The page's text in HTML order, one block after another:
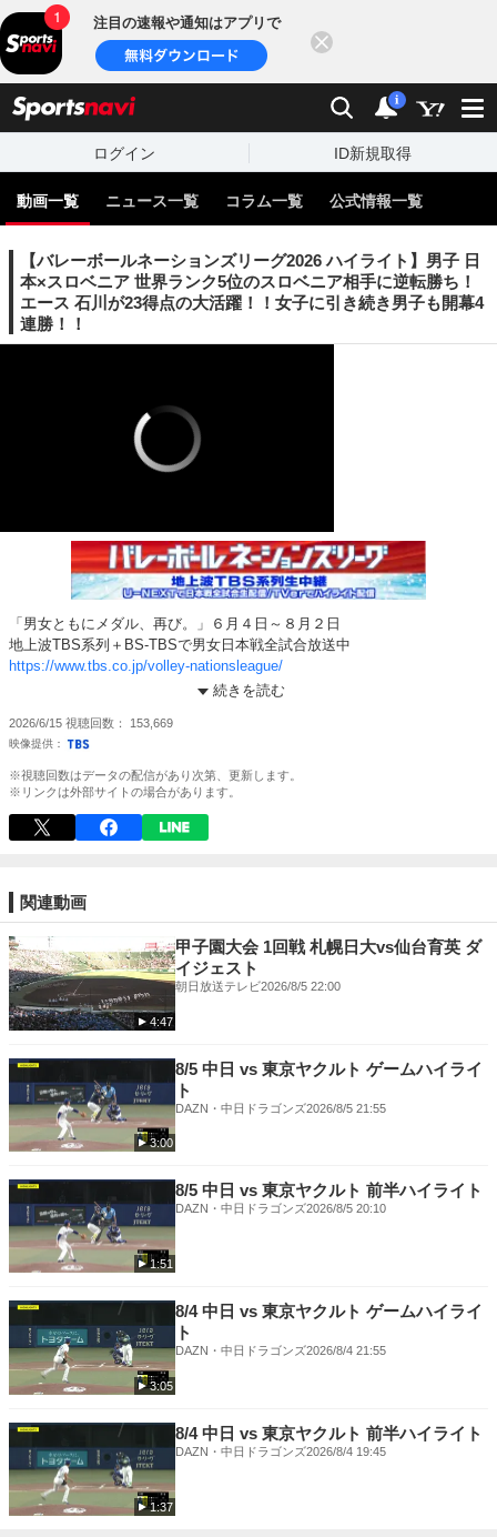
注目の速報や通知はアプリで
検索 通知
i
ログイン ID新規取得
動画一覧 ニュース一覧 コラム一覧 公式情報一覧
【バレーボールネーションズリーグ2026 ハイライト】男子 日
本×スロベニア 世界ランク5位のスロベニア相手に逆転勝ち！
エース 石川が23得点の大活躍！！女子に引き続き男子も開幕4
連勝！！
「男女ともにメダル、再び。」６月４日～８月２日
地上波TBS系列＋BS-TBSで男女日本戦全試合放送中
https://www.tbs.co.jp/volley-nationsleague/
U-NEXTで日本戦全試合生配信
TVerでもハイライト配信
https://tver.jp/series/srk3uwg5mi
続きを読む
2026/6/15 視聴回数 153,669
※視聴回数はデータの配信があり次第、更新します。
※リンクは外部サイトの場合があります。
関連動画
4:47
甲子園大会 1回戦 札幌日大vs仙台育英 ダ
イジェスト
朝日放送テレビ2026/8/5 22:00
3:00
8/5 中日 vs 東京ヤクルト ゲームハイライ
ト
DAZN・中日ドラゴンズ2026/8/5 21:55
1:51
8/5 中日 vs 東京ヤクルト 前半ハイライト
DAZN・中日ドラゴンズ2026/8/5 20:10
3:05
8/4 中日 vs 東京ヤクルト ゲームハイライ
ト
DAZN・中日ドラゴンズ2026/8/4 21:55
1:37
8/4 中日 vs 東京ヤクルト 前半ハイライト
DAZN・中日ドラゴンズ2026/8/4 19:45